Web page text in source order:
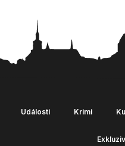
Události Krimi